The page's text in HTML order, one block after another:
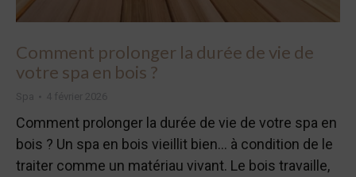
Comment prolonger la durée de vie de
votre spa en bois ?
Comment prolonger la durée de vie de votre spa en
bois ? Un spa en bois vieillit bien… à condition de le
traiter comme un matériau vivant. Le bois travaille,